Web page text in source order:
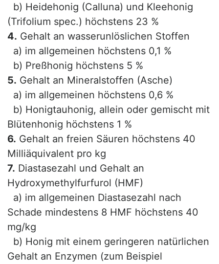
b) Heidehonig (Calluna) und Kleehonig
(Trifolium spec.) höchstens 23 %
4. Gehalt an wasserunlöslichen Stoffen
a) im allgemeinen höchstens 0,1 %
b) Preßhonig höchstens 5 %
5. Gehalt an Mineralstoffen (Asche)
a) im allgemeinen höchstens 0,6 %
b) Honigtauhonig, allein oder gemischt mit
Blütenhonig höchstens 1 %
6. Gehalt an freien Säuren höchstens 40
Milliäquivalent pro kg
7. Diastasezahl und Gehalt an
Hydroxymethylfurfurol (HMF)
a) im allgemeinen Diastasezahl nach
Schade mindestens 8 HMF höchstens 40
mg/kg
b) Honig mit einem geringeren natürlichen
Gehalt an Enzymen (zum Beispiel